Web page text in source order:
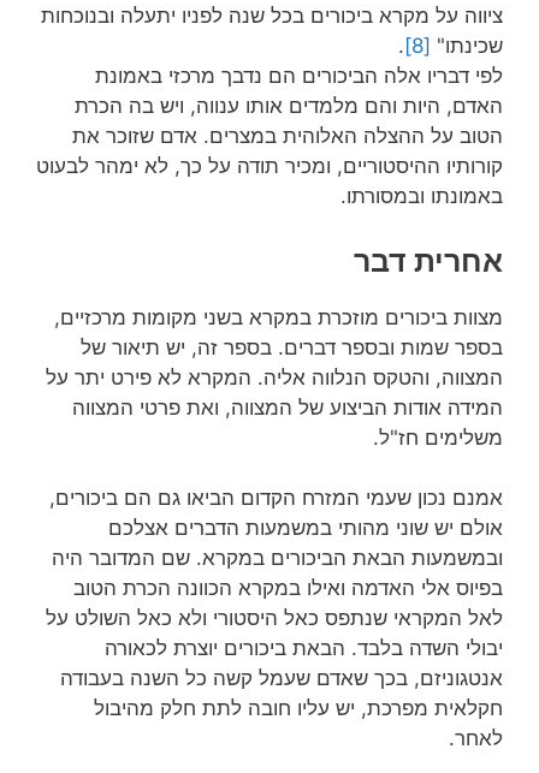
ציווה על מקרא ביכורים בכל שנה לפניו יתעלה ובנוכחות
שכינתו" [8]
.
לפי דבריו אלה הביכורים הם נדבך מרכזי באמונת
האדם, היות והם מלמדים אותו ענווה, ויש בה הכרת
הטוב על ההצלה האלוהית במצרים. אדם שזוכר את
קורותיו ההיסטוריים, ומכיר תודה על כך, לא ימהר לבעוט
באמונתו ובמסורתו.
אחרית דבר
מצוות ביכורים מוזכרת במקרא בשני מקומות מרכזיים,
בספר שמות ובספר דברים. בספר זה, יש תיאור של
המצווה, והטקס הנלווה אליה. המקרא לא פירט יתר על
המידה אודות הביצוע של המצווה, ואת פרטי המצווה
משלימים חז"ל.
אמנם נכון שעמי המזרח הקדום הביאו גם הם ביכורים,
אולם יש שוני מהותי במשמעות הדברים אצלכם
ובמשמעות הבאת הביכורים במקרא. שם המדובר היה
בפיוס אלי האדמה ואילו במקרא הכוונה הכרת הטוב
לאל המקראי שנתפס כאל היסטורי ולא כאל השולט על
יבולי השדה בלבד. הבאת ביכורים יוצרת לכאורה
אנטגוניזם, בכך שאדם שעמל קשה כל השנה בעבודה
חקלאית מפרכת, יש עליו חובה לתת חלק מהיבול
לאחר.